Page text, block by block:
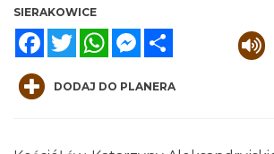
SIERAKOWICE
FacebookTwitterWhatsAppMessenger
DODAJ DO PLANERA